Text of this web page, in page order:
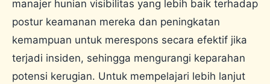
manajer hunian visibilitas yang lebih baik terhadap
postur keamanan mereka dan peningkatan
kemampuan untuk merespons secara efektif jika
terjadi insiden, sehingga mengurangi keparahan
potensi kerugian. Untuk mempelajari lebih lanjut